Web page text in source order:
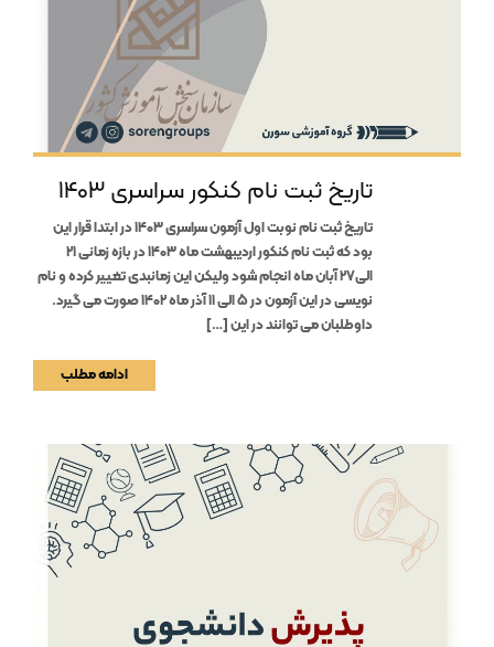
تاریخ ثبت نام کنکور سراسری 1403
تاریخ ثبت نام نوبت اول آزمون سراسری 1403 در ابتدا قرار این
بود که ثبت نام کنکور اردیبهشت ماه 1403 در بازه زمانی 21
الی27 آبان ماه انجام شود ولیکن این زمانبدی تغییر کرده و نام
نویسی در این آزمون در 5 الی 11 آذر ماه 1402 صورت می گیرد.
داوطلبان می توانند در این […]
ادامه مطلب